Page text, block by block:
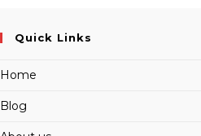
Quick Links
Home
Blog